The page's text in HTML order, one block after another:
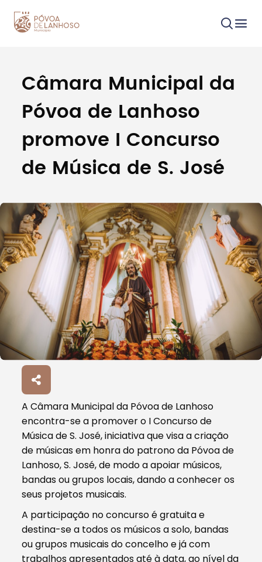
Procurar
Tipo de conteúdo
Filtros
Câmara Municipal da
Póvoa de Lanhoso
promove I Concurso
de Música de S. José
A Câmara Municipal da Póvoa de Lanhoso
encontra-se a promover o I Concurso de
Música de S. José, iniciativa que visa a criação
de músicas em honra do patrono da Póvoa de
Lanhoso, S. José, de modo a apoiar músicos,
bandas ou grupos locais, dando a conhecer os
seus projetos musicais.
A participação no concurso é gratuita e
destina-se a todos os músicos a solo, bandas
ou grupos musicais do concelho e já com
trabalhos apresentados até à data, ao nível da